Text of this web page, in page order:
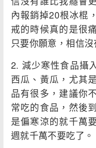
內報銷掉20根冰棍
戒的時候真的是很
只要你願意，相信
2. 減少寒性食品攝
西瓜、黃瓜，尤其
品有很多，建議你
常吃的食品，然後
是偏寒涼的就千萬
週就千萬不要吃了。